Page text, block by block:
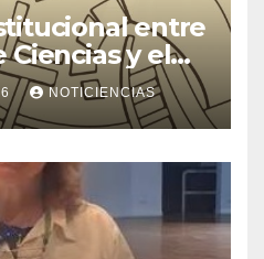
entre
Ciencias y el
y
NOTICIENCIAS